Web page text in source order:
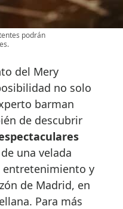
podrán
del Mery
no solo
barman
de descubrir
una velada
entretenimiento y
de Madrid, en
Para más